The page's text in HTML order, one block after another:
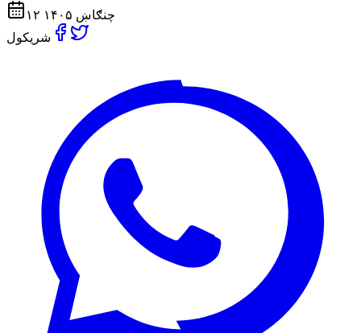
۱۲ چنګاښ ۱۴۰۵
شریکول